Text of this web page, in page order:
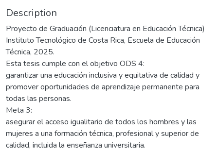
Description
Proyecto de Graduación (Licenciatura en Educación Técnica)
Instituto Tecnológico de Costa Rica, Escuela de Educación
Técnica, 2025.
Esta tesis cumple con el objetivo ODS 4:
garantizar una educación inclusiva y equitativa de calidad y
promover oportunidades de aprendizaje permanente para
todas las personas.
Meta 3:
asegurar el acceso igualitario de todos los hombres y las
mujeres a una formación técnica, profesional y superior de
calidad, incluida la enseñanza universitaria.